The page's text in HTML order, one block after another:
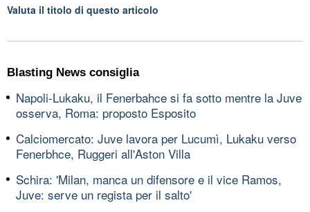
Valuta il titolo di questo articolo
Blasting News consiglia
Napoli-Lukaku, il Fenerbahce si fa sotto mentre la Juve
osserva, Roma: proposto Esposito
Calciomercato: Juve lavora per Lucumì, Lukaku verso
Fenerbhce, Ruggeri all'Aston Villa
Schira: 'Milan, manca un difensore e il vice Ramos,
Juve: serve un regista per il salto'